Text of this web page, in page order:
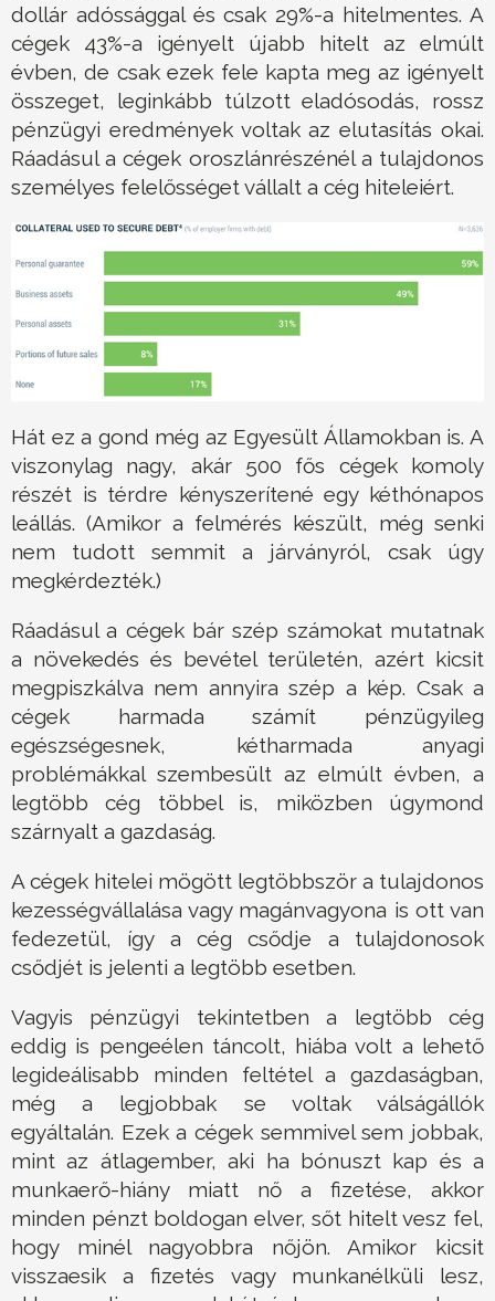
dollár adóssággal és csak 29%-a hitelmentes. A
cégek 43%-a igényelt újabb hitelt az elmúlt
évben, de csak ezek fele kapta meg az igényelt
összeget, leginkább túlzott eladósodás, rossz
pénzügyi eredmények voltak az elutasítás okai.
Ráadásul a cégek oroszlánrészénél a tulajdonos
személyes felelősséget vállalt a cég hiteleiért.
Hát ez a gond még az Egyesült Államokban is. A
viszonylag nagy, akár 500 fős cégek komoly
részét is térdre kényszerítené egy kéthónapos
leállás. (Amikor a felmérés készült, még senki
nem tudott semmit a járványról, csak úgy
megkérdezték.)
Ráadásul a cégek bár szép számokat mutatnak
a növekedés és bevétel területén, azért kicsit
megpiszkálva nem annyira szép a kép. Csak a
cégek harmada számít pénzügyileg
egészségesnek, kétharmada anyagi
problémákkal szembesült az elmúlt évben, a
legtöbb cég többel is, miközben úgymond
szárnyalt a gazdaság.
A cégek hitelei mögött legtöbbször a tulajdonos
kezességvállalása vagy magánvagyona is ott van
fedezetül, így a cég csődje a tulajdonosok
csődjét is jelenti a legtöbb esetben.
Vagyis pénzügyi tekintetben a legtöbb cég
eddig is pengeélen táncolt, hiába volt a lehető
legideálisabb minden feltétel a gazdaságban,
még a legjobbak se voltak válságállók
egyáltalán. Ezek a cégek semmivel sem jobbak,
mint az átlagember, aki ha bónuszt kap és a
munkaerő-hiány miatt nő a fizetése, akkor
minden pénzt boldogan elver, sőt hitelt vesz fel,
hogy minél nagyobbra nőjön. Amikor kicsit
visszaesik a fizetés vagy munkanélküli lesz,